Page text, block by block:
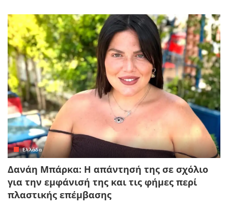
Ελλάδα
Δανάη Μπάρκα: Η απάντησή της σε σχόλιο
για την εμφάνισή της και τις φήμες περί
πλαστικής επέμβασης